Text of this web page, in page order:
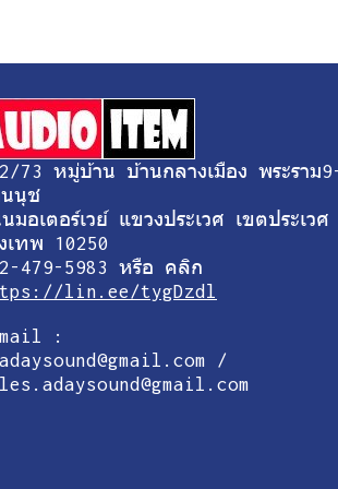
73 หมู่บ้าน บ้านกลางเมือง พระราม
นุช
มอเตอร์เวย์ แขวงประเวศ เขตประเวศ
เทพ 10250
479-5983 หรือ คลิก
lin.ee/tygDzdl
:
/